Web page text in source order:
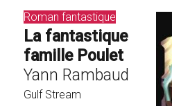
Roman fantastique
La fantastique
famille Poulet
Yann Rambaud
Gulf Stream